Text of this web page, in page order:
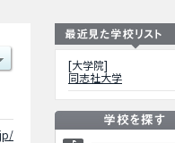
スなど外国人留学生に必要な情報
[大学院]
同志社大学